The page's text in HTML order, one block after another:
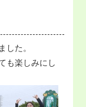
した。
も楽しみにし